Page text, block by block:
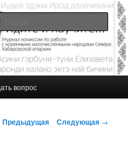
коренными народами
вопрос
Предыдущая Следующая →